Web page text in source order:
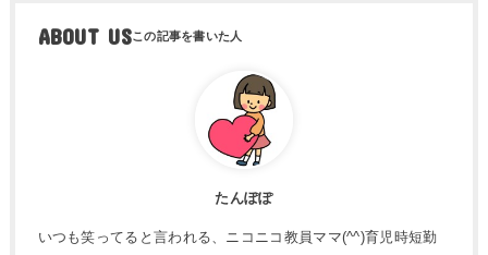
ABOUT US
たんぽぽ
いつも笑ってると言われる、ニコニコ教員ママ(^^)育児時短勤